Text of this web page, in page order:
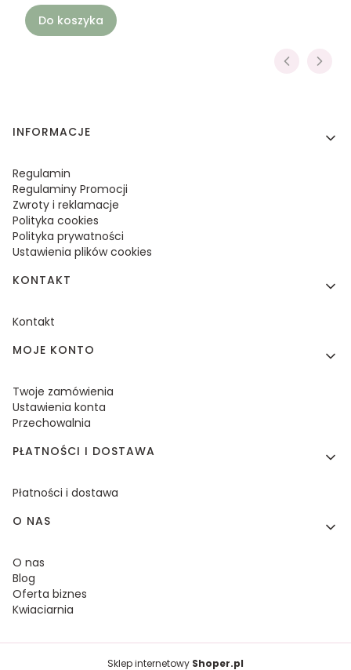
Do koszyka
Linki w stopce
INFORMACJE
Regulamin
Regulaminy Promocji
Zwroty i reklamacje
Polityka cookies
Polityka prywatności
Ustawienia plików cookies
KONTAKT
Kontakt
MOJE KONTO
Twoje zamówienia
Ustawienia konta
Przechowalnia
PŁATNOŚCI I DOSTAWA
Płatności i dostawa
O NAS
O nas
Blog
Oferta biznes
Kwiaciarnia
Sklep internetowy Shoper.pl